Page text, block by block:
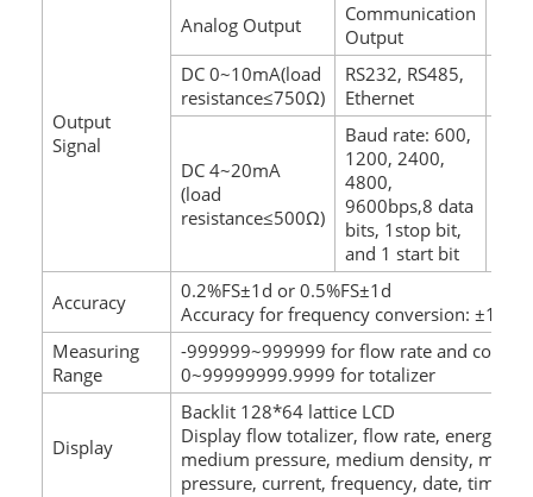
Output
Signal
Analog Output
Communication
Output
DC 0~10mA(load
resistance≤750Ω)
RS232, RS485,
Ethernet
DC 4~20mA
(load
resistance≤500Ω)
Baud rate: 600,
1200, 2400,
4800,
9600bps,8 data
bits, 1stop bit,
and 1 start bit
Accuracy
0.2%FS±1d or 0.5%FS±1d
Accuracy for frequency conversion: ±1
Measuring
Range
-999999~999999 for flow rate and
0~99999999.9999 for totalizer
Display
Backlit 128*64 lattice LCD
Display flow totalizer, flow rate, energy,
medium pressure, medium density,
pressure, current, frequency, date, time,